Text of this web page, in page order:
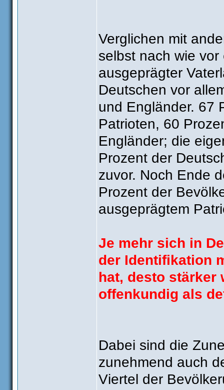
Verglichen mit
selbst nach wie
ausgeprägter
Deutschen vor
und Engländer. 67
Patrioten, 60
Engländer; die
Prozent der
zuvor. Noch Ende
Prozent der
ausgeprägtem
Je mehr sich in
der Identifikation
hat, desto stärker
offenkundig als
Dabei sind die
zunehmend auch
Viertel der